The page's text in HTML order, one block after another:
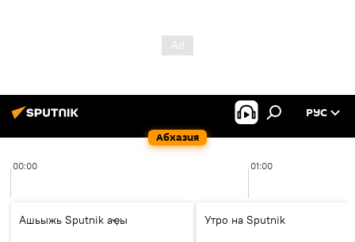
Абхазия
РУС
00:00 01:00
Ашьыжь Sputnik аҿы Утро на Sputnik